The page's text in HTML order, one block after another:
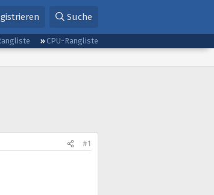
Suche
CPU-Rangliste
#1